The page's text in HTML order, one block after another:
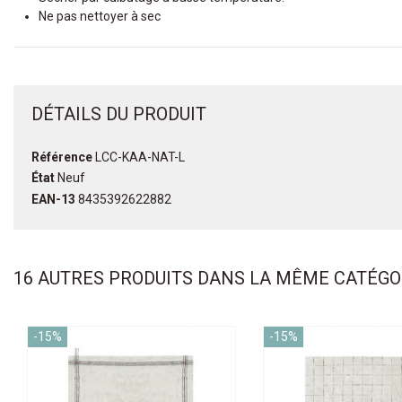
Ne pas nettoyer à sec
DÉTAILS DU PRODUIT
Référence LCC-KAA-NAT-L
État Neuf
EAN-13 8435392622882
16 AUTRES PRODUITS DANS LA MÊME
-15% -15%